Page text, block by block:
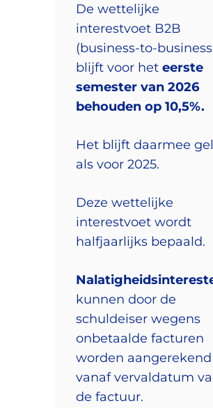
De wettelijke
interestvoet B2B
(business-to-
blijft voor het eerste
semester van 2026
behouden op 10,5%.
Het blijft daarmee
als voor 2025.
Deze wettelijke
interestvoet wordt
halfjaarlijks bepaald.
kunnen door de
schuldeiser wegens
onbetaalde facturen
worden aangerekend
vanaf vervaldatum
de factuur.